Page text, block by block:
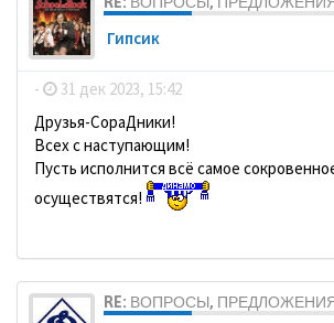
Гипсик
- 31 дек 2023, 15:42
Друзья-СораДники!
Всех с наступающим!
Пусть исполнится всё самое
осуществятся!
RE: ВОПРОСЫ,